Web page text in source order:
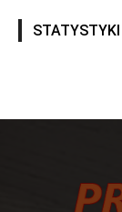
STATYSTYKI